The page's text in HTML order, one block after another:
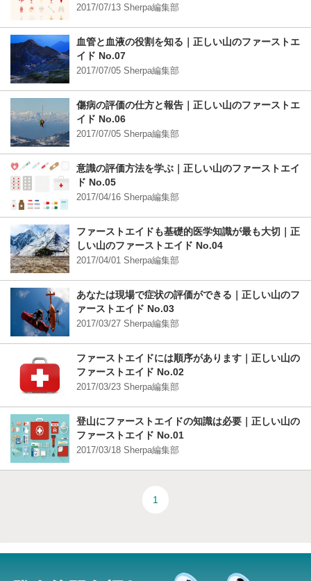
2017/07/13 Sherpa編集部
血管と血液の役割を知る｜正しい山のファーストエ
イド No.07
2017/07/05 Sherpa編集部
傷病の評価の仕方と報告｜正しい山のファーストエ
イド No.06
2017/07/05 Sherpa編集部
意識の評価方法を学ぶ｜正しい山のファーストエイ
ド No.05
2017/04/16 Sherpa編集部
ファーストエイドも基礎的医学知識が最も大切｜正
しい山のファーストエイド No.04
2017/04/01 Sherpa編集部
あなたは現場で症状の評価ができる｜正しい山のフ
ァーストエイド No.03
2017/03/27 Sherpa編集部
ファーストエイドには順序があります｜正しい山の
ファーストエイド No.02
2017/03/23 Sherpa編集部
登山にファーストエイドの知識は必要｜正しい山の
ファーストエイド No.01
2017/03/18 Sherpa編集部
1